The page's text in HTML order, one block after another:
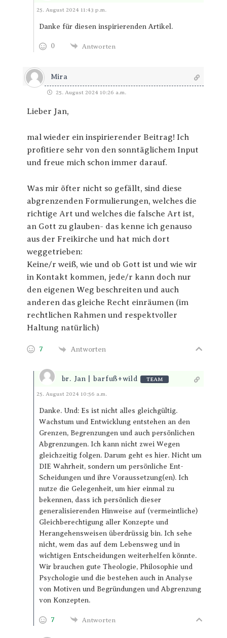
Antworten
25. August 2024 11:43 p.m.
Danke für diesen inspirierenden Artikel.
0 Antworten
Mira
25. August 2024 10:26 a.m.
Lieber Jan,
mal wieder ein inspirierender Beitrag! Ich
profitiere sehr von den sonntäglichem Input
und freue mich schon immer darauf.
Was mir öfter nicht so gefällt, sind diese
abgrenzenden Formulierungen, welches die
richtige Art und welches die falsche Art ist,
an Gott zu glauben- das kenne ich genauso
aus der Freikirche und hat mich dort
weggetrieben:
Keine/r weiß, wie und ob Gott ist und wie wir
in Kontakt kommen, jede/r kann doch nur
den eigenen Weg beschreiten und auch
anderen das gleiche Recht einräumen (im
rechtlichen Rahmen und respektvoller
Haltung natürlich)
7 Antworten
br. Jan | barfuß+wild TEAM
Antworten
25. August 2024 10:56 a.m.
Danke. Und: Es ist nicht alles gleichgültig.
Wachstum und Entwicklung entstehen an den
Grenzen, Begrenzungen und auch persönlichen
Abgrenzungen. Ich kann nicht zwei Wegen
gleichzeitig folgen. Darum geht es hier. Nicht um
DIE Wahrheit, sondern um persönliche Ent-
Scheidungen und ihre Voraussetzung(en). Ich
nutze die Gelegenheit, um hier einmal zu
bekennen, dass ich persönlich dieser
generalisierenden Hinweise auf (vermeintliche)
Gleichberechtigung aller Konzepte und
Herangehensweisen überdrüssig bin. Ich sehe
nicht, wem das auf dem Lebensweg und in
wichtigen Entscheidungen weiterhelfen könnte.
Wir brauchen gute Theologie, Philosophie und
Psychologie und die bestehen auch in Analyse
von Motiven und Begründungen und Abgrenzung
von Konzepten.
7 Antworten